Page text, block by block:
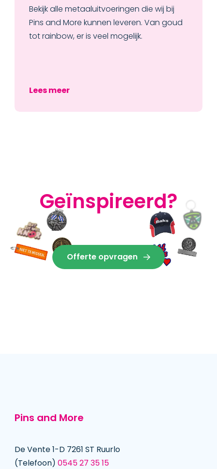
Bekijk alle metaaluitvoeringen die wij bij
Pins and More kunnen leveren. Van goud
tot rainbow, er is veel mogelijk.
Lees meer
Geïnspireerd?
Offerte opvragen
Pins and More
De Vente 1-D 7261 ST Ruurlo
(Telefoon) 0545 27 35 15